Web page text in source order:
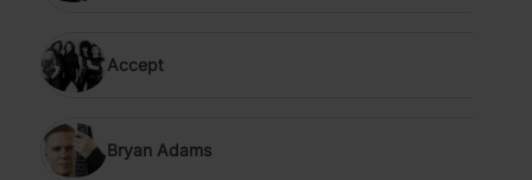
Accept
Bryan Adams